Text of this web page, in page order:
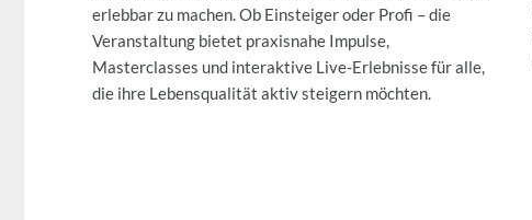
erlebbar zu machen. Ob Einsteiger oder Profi – die
Veranstaltung bietet praxisnahe Impulse,
Masterclasses und interaktive Live-Erlebnisse für alle,
die ihre Lebensqualität aktiv steigern möchten.